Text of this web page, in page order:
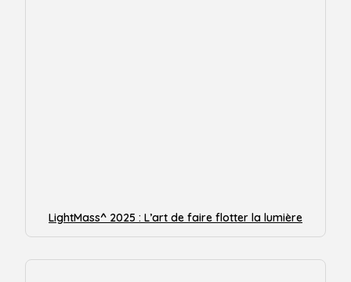
LightMass^ 2025 : L’art de faire flotter la lumière